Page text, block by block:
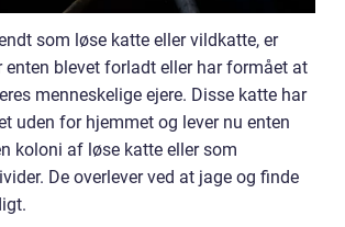
som løse katte eller vildkatte, er
enten blevet forladt eller har formået at
menneskelige ejere. Disse katte har
uden for hjemmet og lever nu enten
koloni af løse katte eller som
De overlever ved at jage og finde